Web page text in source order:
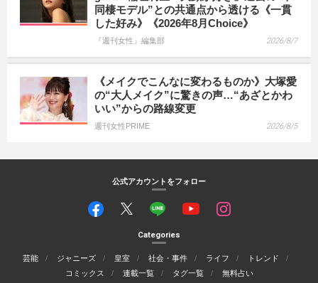
同棲モデル”との共通点から透ける《一貫
した好み》《2026年8月Choice》
『週刊女性』編集部 2026/8/7
《メイクでこんなに変わるものか》大塚愛
の“大人メイク”に驚きの声…“あざとかわ
いい”からの路線変更
週刊女性PRIME 2026/8/5
公式アカウントをフォロー
Categories
芸能 ジャニーズ 皇室 社会・事件 ライフ
トレンド
コミックス
連載一覧 タグ一覧 無料占い